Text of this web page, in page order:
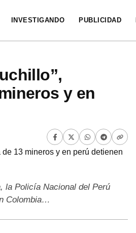
INVESTIGANDO PUBLICIDAD
y en
la Policía Nacional del Perú
Colombia…